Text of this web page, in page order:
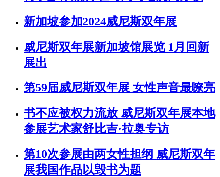
新加坡参加2024威尼斯双年展
威尼斯双年展新加坡馆展览 1月回新
展出
第59届威尼斯双年展 女性声音最嘹亮
书不应被权力流放 威尼斯双年展本地
参展艺术家舒比吉·拉奥专访
第10次参展由两女性担纲 威尼斯双年
展我国作品以毁书为题